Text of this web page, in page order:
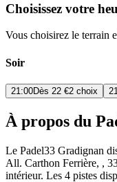
Choisissez votre
Vous choisirez le terrain
Soir
21:00Dès 22 €2 choix
À propos du
Le Padel33 Gradignan
All. Carthon Ferrière, ,
intérieur. Les 4 pistes